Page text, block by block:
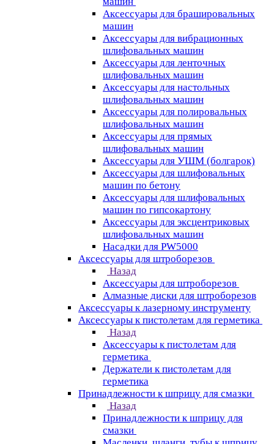
Аксессуары для брашировальных
машин
Аксессуары для вибрационных
шлифовальных машин
Аксессуары для ленточных
шлифовальных машин
Аксессуары для настольных
шлифовальных машин
Аксессуары для полировальных
шлифовальных машин
Аксессуары для прямых
шлифовальных машин
Аксессуары для УШМ (болгарок)
Аксессуары для шлифовальных
машин по бетону
Аксессуары для шлифовальных
машин по гипсокартону
Аксессуары для эксцентриковых
шлифовальных машин
Насадки для PW5000
Аксессуары для штроборезов
Назад
Аксессуары для штроборезов
Алмазные диски для штроборезов
Аксессуары к лазерному инструменту
Аксессуары к пистолетам для герметика
Назад
Аксессуары к пистолетам для
герметика
Держатели к пистолетам для
герметика
Принадлежности к шприцу для смазки
Назад
Принадлежности к шприцу для
смазки